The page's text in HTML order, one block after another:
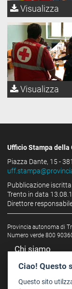
Visualizza
Visualizza
Ufficio Stampa
Piazza Dante, 15 -
Pubblicazione
Trento in data
Direttore
Provincia autonoma di
Numero verde 800
Chi siamo
Redazione
Staff
Ciao! Questo
Questo sito